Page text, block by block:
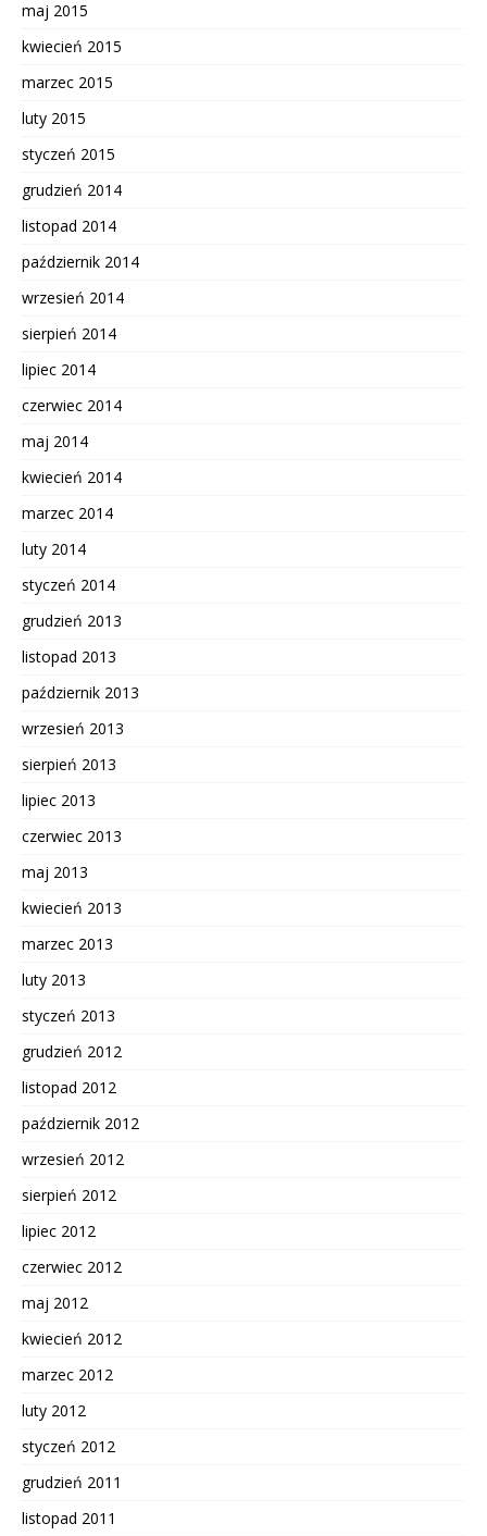
maj 2015
kwiecień 2015
marzec 2015
luty 2015
styczeń 2015
grudzień 2014
listopad 2014
październik 2014
wrzesień 2014
sierpień 2014
lipiec 2014
czerwiec 2014
maj 2014
kwiecień 2014
marzec 2014
luty 2014
styczeń 2014
grudzień 2013
listopad 2013
październik 2013
wrzesień 2013
sierpień 2013
lipiec 2013
czerwiec 2013
maj 2013
kwiecień 2013
marzec 2013
luty 2013
styczeń 2013
grudzień 2012
listopad 2012
październik 2012
wrzesień 2012
sierpień 2012
lipiec 2012
czerwiec 2012
maj 2012
kwiecień 2012
marzec 2012
luty 2012
styczeń 2012
grudzień 2011
listopad 2011